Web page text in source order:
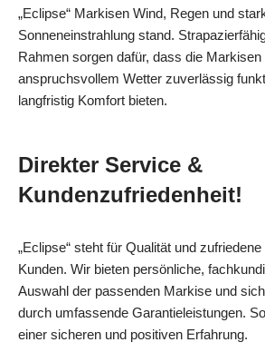
„Eclipse“ Markisen Wind, Regen und
Sonneneinstrahlung stand.
Rahmen sorgen dafür, dass die Markisen
anspruchsvollem Wetter zuverlässig
langfristig Komfort bieten.
Direkter Service &
Kundenzufriedenheit!
„Eclipse“ steht für Qualität und
Kunden. Wir bieten persönliche,
Auswahl der passenden Markise und
durch umfassende Garantieleistungen.
einer sicheren und positiven Erfahrung.